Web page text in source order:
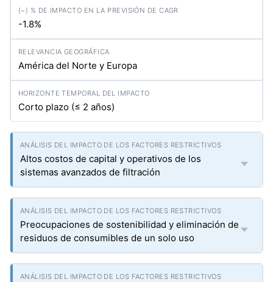
-1.8%
América del Norte y Europa
Corto plazo (≤ 2 años)
Altos costos de capital y operativos de los
sistemas avanzados de filtración
Preocupaciones de sostenibilidad y eliminación de
residuos de consumibles de un solo uso